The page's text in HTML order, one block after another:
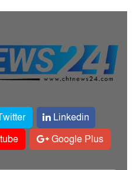
Linkedin
Google Plus